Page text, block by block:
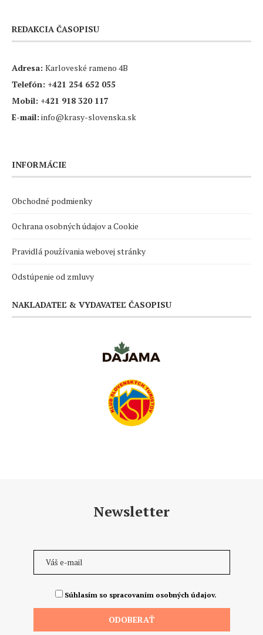
REDAKCIA ČASOPISU
Adresa: Karloveské rameno 4B
Telefón: +421 254 652 055
Mobil: +421 918 320 117
E-mail: info@krasy-slovenska.sk
INFORMÁCIE
Obchodné podmienky
Ochrana osobných údajov a Cookie
Pravidlá používania webovej stránky
Odstúpenie od zmluvy
NAKLADATEĽ & VYDAVATEĽ ČASOPISU
Newsletter
Súhlasím so spracovaním osobných údajov.